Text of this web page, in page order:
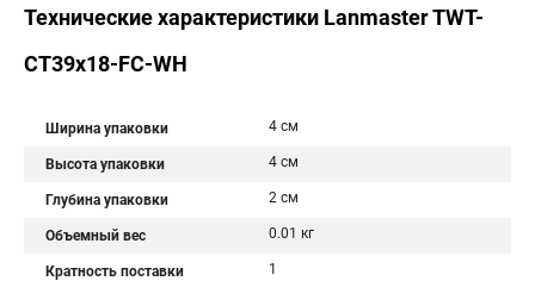
Технические характеристики Lanmaster TWT-
CT39x18-FC-WH
Ширина упаковки 4 см
Высота упаковки 4 см
Глубина упаковки 2 см
Объемный вес 0.01 кг
Кратность поставки 1